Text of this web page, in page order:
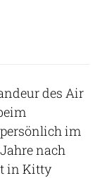
des Air
im
nach
in Kitty